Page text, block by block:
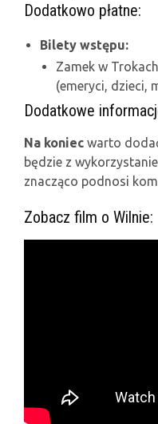
Dodatkowo płatne:
Bilety wstępu:
Zamek w
(emeryci, dzieci,
Dodatkowe
Na koniec warto
będzie z
znacząco podnosi
Zobacz film o Wilnie: